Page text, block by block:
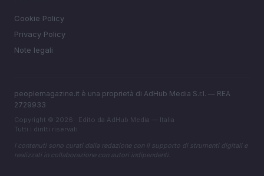
Cookie Policy
Privacy Policy
Note legali
peoplemagazine.it è una proprietà di AdHub Media S.r.l. — REA
2729933
Copyright © 2026 · Edito da AdHub Media — Italia
Tutti i diritti riservati
I contenuti sono curati dalla redazione con il supporto di strumenti digitali e
realizzati in collaborazione con autori indipendenti.